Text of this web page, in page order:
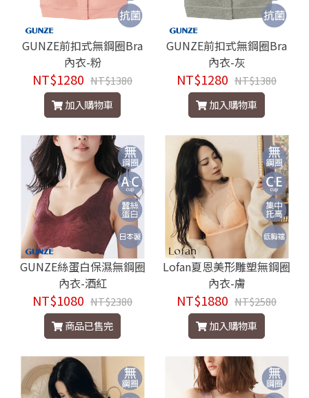
GUNZE前扣式無鋼圈Bra
內衣-粉
NT$1280 NT$1380
加入購物車
GUNZE前扣式無鋼圈Bra
內衣-灰
NT$1280 NT$1380
加入購物車
GUNZE絲蛋白保濕無鋼圈
內衣-酒紅
NT$1080 NT$2380
商品已售完
Lofan夏恩美形雕塑無鋼圈
內衣-膚
NT$1880 NT$2580
加入購物車